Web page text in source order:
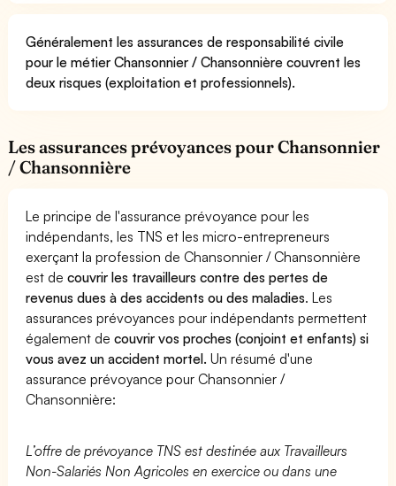
Généralement les assurances de responsabilité civile
pour le métier Chansonnier / Chansonnière couvrent les
deux risques (exploitation et professionnels).
Les assurances prévoyances pour Chansonnier
/ Chansonnière
Le principe de l'assurance prévoyance pour les
indépendants, les TNS et les micro-entrepreneurs
exerçant la profession de Chansonnier / Chansonnière
est decouvrir les travailleurs contre des pertes de
revenus dues à des accidents ou des maladies. Les
assurances prévoyances pour indépendants permettent
également decouvrir vos proches (conjoint et enfants) si
vous avez un accident mortel. Un résumé d'une
assurance prévoyance pour Chansonnier /
Chansonnière:
L’offre de prévoyance TNS est destinée aux Travailleurs
Non-Salariés Non Agricoles en exercice ou dans une